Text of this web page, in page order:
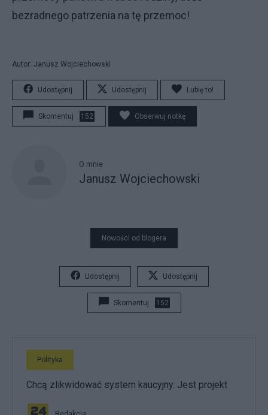
bezradnego patrzenia na tę przemoc!
Autor: Janusz Wojciechowski
Udostępnij Udostępnij Lubię to!
Skomentuj 152 Obserwuj notkę
O mnie
Janusz Wojciechowski
Nowości od blogera
Udostępnij Udostępnij
Skomentuj 152
Polityka
Chcą zlikwidować system kaucyjny. Jest projekt